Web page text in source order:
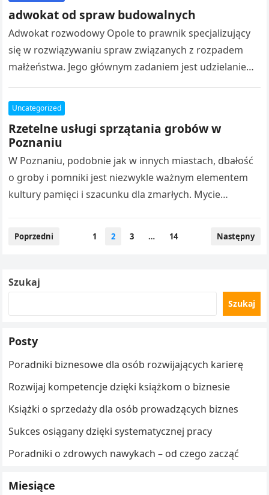
adwokat od spraw budowalnych
Adwokat rozwodowy Opole to prawnik specjalizujący
się w rozwiązywaniu spraw związanych z rozpadem
małżeństwa. Jego głównym zadaniem jest udzielanie
trudnym…
Uncategorized
Rzetelne usługi sprzątania grobów w
Poznaniu
W Poznaniu, podobnie jak w innych miastach, dbałość
o groby i pomniki jest niezwykle ważnym elementem
kultury pamięci i szacunku dla zmarłych. Mycie
Nawigacja
Poprzedni 1 2 3 … 14 Następny
Szukaj
Szukaj
Posty
Poradniki biznesowe dla osób rozwijających karierę
Rozwijaj kompetencje dzięki książkom o biznesie
Książki o sprzedaży dla osób prowadzących biznes
Sukces osiągany dzięki systematycznej pracy
Poradniki o zdrowych nawykach – od czego zacząć
Miesiące